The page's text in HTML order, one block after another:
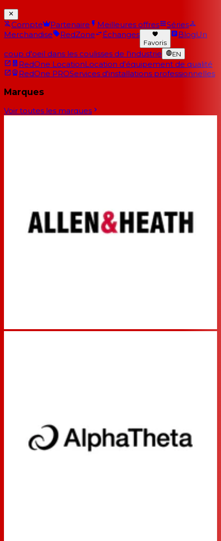
Compte Partenaire Meilleures offres
Séries
Merchandise
RedZone Échanges
Favoris
BlogUn
coup d'oeil dans les coulisses de l'industrie EN
RedOne LocationLocation d'équipement de qualité
RedOne PROServices d'installations professionnelles
Marques
Voir toutes les marques